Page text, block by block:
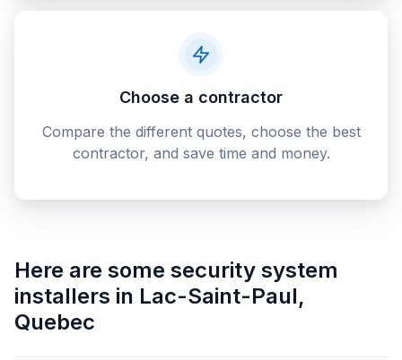
Choose a contractor
Compare the different quotes, choose the best
contractor, and save time and money.
Here are some security system
installers in Lac-Saint-Paul,
Quebec